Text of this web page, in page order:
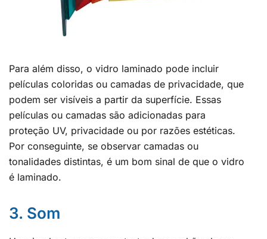
Para além disso, o vidro laminado pode incluir
películas coloridas ou camadas de privacidade, que
podem ser visíveis a partir da superfície. Essas
películas ou camadas são adicionadas para
proteção UV, privacidade ou por razões estéticas.
Por conseguinte, se observar camadas ou
tonalidades distintas, é um bom sinal de que o vidro
é laminado.
3. Som